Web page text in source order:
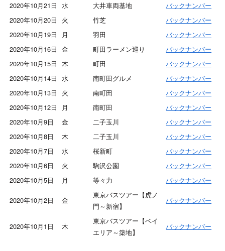
2020年10月21日 水 大井車両基地
バックナンバー
2020年10月20日
火 竹芝
バックナンバー
2020年10月19日
月 羽田
バックナンバー
2020年10月16日 金 町田ラーメン巡り
バックナンバー
2020年10月15日 木 町田
バックナンバー
2020年10月14日 水 南町田グルメ
バックナンバー
2020年10月13日
火 南町田
バックナンバー
2020年10月12日
月 南町田
バックナンバー
2020年10月9日
金 二子玉川
バックナンバー
2020年10月8日
木 二子玉川
バックナンバー
2020年10月7日
水 桜新町
バックナンバー
2020年10月6日
火 駒沢公園
バックナンバー
2020年10月5日
月 等々力 バックナンバー
2020年10月2日 金
東京バスツアー【虎ノ
門～新宿】
バックナンバー
2020年10月1日 木
東京バスツアー【ベイ
エリア～築地】
バックナンバー